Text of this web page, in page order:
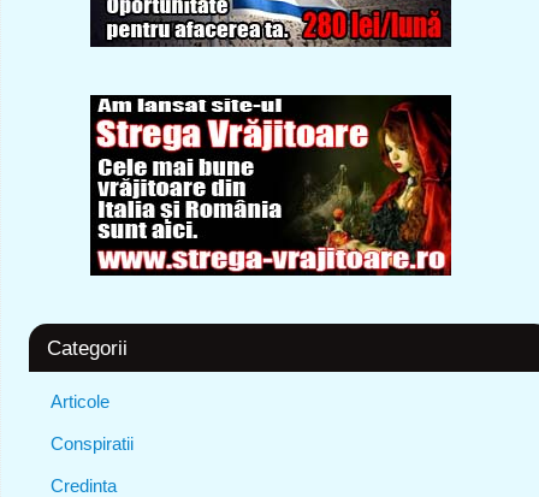
Categorii
Articole
Conspiratii
Credinta